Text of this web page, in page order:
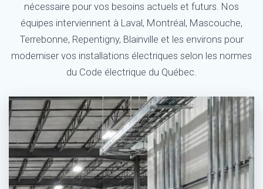
nécessaire pour vos besoins actuels et futurs. Nos
équipes interviennent à Laval, Montréal, Mascouche,
Terrebonne, Repentigny, Blainville et les environs pour
moderniser vos installations électriques selon les normes
du Code électrique du Québec.